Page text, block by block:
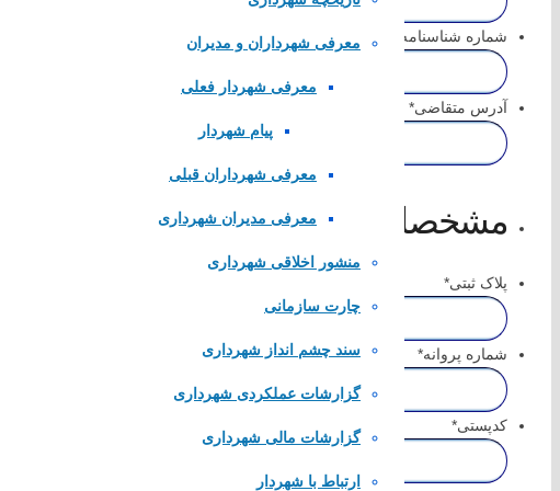
معرفی شهرداران و مدیران
معرفی شهردار فعلی
پیام شهردار
معرفی شهرداران قبلی
معرفی مدیران شهرداری
منشور اخلاقی شهرداری
چارت سازمانی
سند چشم انداز شهرداری
گزارشات عملکردی شهرداری
گزارشات مالی شهرداری
ارتباط با شهردار
شماره شناسنامه
آدرس متقاضی*
مشخصات ملک
پلاک ثبتی*
شماره پروانه*
کدپستی*
لینک های مستقیم
یگاه اطلاع رسانی مقام معظم رهبری
مجلس شورای اسلامی
قوه قضاییه کشور
سازمان شهرداری ها و دهیاری های کشور
لینک های محلی
استانداری اصفهان